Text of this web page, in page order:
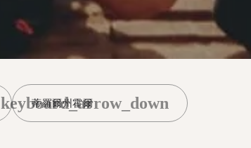
蒂羅爾州霍爾
keyboard_arrow_down